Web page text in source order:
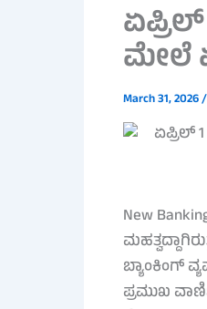
ಮೇಲೆ
March 31, 2026
New
ಬ್ಯಾಂಕಿಂಗ್
ಪ್ರಮುಖ